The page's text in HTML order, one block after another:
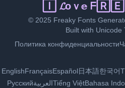
Ｉ 𝓛ℴⓥℯ
© 2025 Freaky Fonts
Built with Unicode
Политика конфиденциальности
EnglishFrançaisEspañol日本語한국어
РусскийالعربيةTiếng ViệtBahasa